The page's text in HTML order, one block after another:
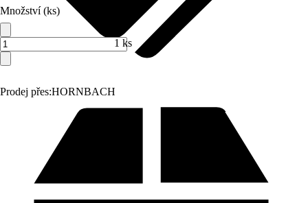
Prodej přes:HORNBACH
Množství (ks)
1 ks